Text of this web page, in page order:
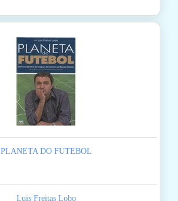
PLANETA DO FUTEBOL
Luis Freitas Lobo